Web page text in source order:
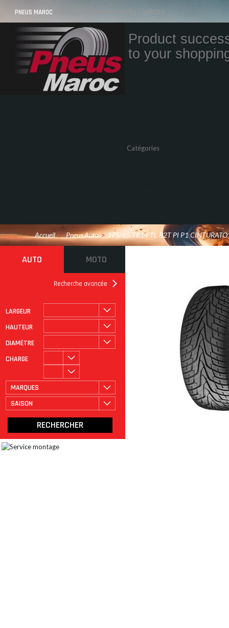
PNEUS MAROC VOS PNEUS AU MAROC LIVRÉS ET MONTÉS
Product
to your
Catégories
Accueil / Pneus Auto > 175/65 TR14 TL 82T PI P1 CINTURATO
AUTO MOTO
Recherche avancée
LARGEUR
HAUTEUR
DIAMÈTRE
CHARGE
MARQUES
SAISON
ROULAGE À PLAT